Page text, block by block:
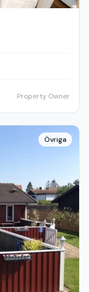
Property Owner
Övriga